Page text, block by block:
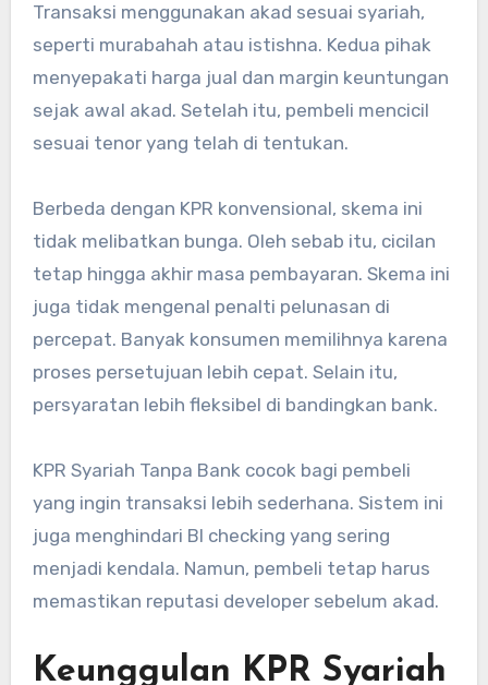
Transaksi menggunakan akad sesuai syariah,
seperti murabahah atau istishna. Kedua pihak
menyepakati harga jual dan margin keuntungan
sejak awal akad. Setelah itu, pembeli mencicil
sesuai tenor yang telah di tentukan.
Berbeda dengan KPR konvensional, skema ini
tidak melibatkan bunga. Oleh sebab itu, cicilan
tetap hingga akhir masa pembayaran. Skema ini
juga tidak mengenal penalti pelunasan di
percepat. Banyak konsumen memilihnya karena
proses persetujuan lebih cepat. Selain itu,
persyaratan lebih fleksibel di bandingkan bank.
KPR Syariah Tanpa Bank cocok bagi pembeli
yang ingin transaksi lebih sederhana. Sistem ini
juga menghindari BI checking yang sering
menjadi kendala. Namun, pembeli tetap harus
memastikan reputasi developer sebelum akad.
Keunggulan KPR Syariah